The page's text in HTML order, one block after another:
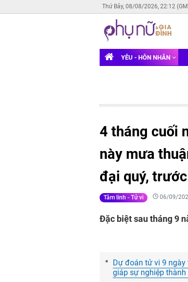
Thứ Bảy, 08/08/2026, 22:12
YÊU - HÔN NHÂN
4 tháng cuối
này mưa
đại quý,
Tâm linh - Tử vi 06/09/
Đặc biệt sau tháng 9
Dự đoán tử vi 9
giáp sự nghiệp